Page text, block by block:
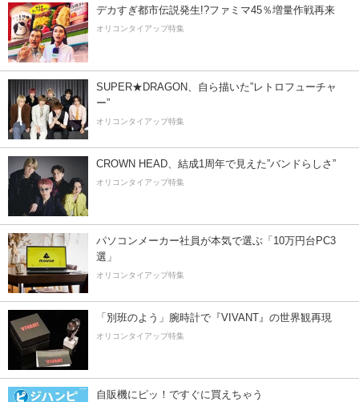
デカすぎ都市伝説発生!?ファミマ45％増量作戦再来
オリコンタイアップ特集
SUPER★DRAGON、自ら描いた”レトロフューチャ
ー”
オリコンタイアップ特集
CROWN HEAD、結成1周年で見えた”バンドらしさ”
オリコンタイアップ特集
パソコンメーカー社員が本気で選ぶ「10万円台PC3
選」
オリコンタイアップ特集
「別班のよう」腕時計で『VIVANT』の世界観再現
オリコンタイアップ特集
自販機にピッ！ですぐに買えちゃう